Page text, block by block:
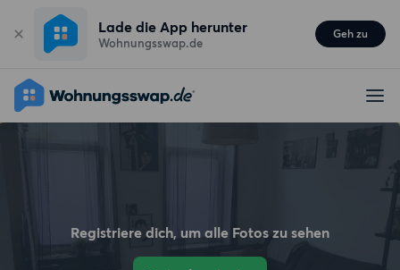
Lade die App herunter
Wohnungsswap.de
Geh zu
Registriere dich, um alle Fotos zu sehen